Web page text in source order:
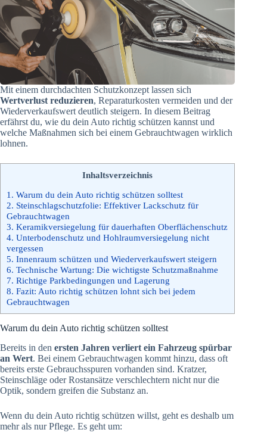
Mit einem durchdachten Schutzkonzept lassen sich
Wertverlust reduzieren, Reparaturkosten vermeiden und der
Wiederverkaufswert deutlich steigern. In diesem Beitrag
erfährst du, wie du dein Auto richtig schützen kannst und
welche Maßnahmen sich bei einem Gebrauchtwagen wirklich
lohnen.
Inhaltsverzeichnis
1. Warum du dein Auto richtig schützen solltest
2. Steinschlagschutzfolie: Effektiver Lackschutz für
Gebrauchtwagen
3. Keramikversiegelung für dauerhaften Oberflächenschutz
4. Unterbodenschutz und Hohlraumversiegelung nicht
vergessen
5. Innenraum schützen und Wiederverkaufswert steigern
6. Technische Wartung: Die wichtigste Schutzmaßnahme
7. Richtige Parkbedingungen und Lagerung
8. Fazit: Auto richtig schützen lohnt sich bei jedem
Gebrauchtwagen
Warum du dein Auto richtig schützen solltest
Bereits in den ersten Jahren verliert ein Fahrzeug spürbar
an Wert. Bei einem Gebrauchtwagen kommt hinzu, dass oft
bereits erste Gebrauchsspuren vorhanden sind. Kratzer,
Steinschläge oder Rostansätze verschlechtern nicht nur die
Optik, sondern greifen die Substanz an.
Wenn du dein Auto richtig schützen willst, geht es deshalb um
mehr als nur Pflege. Es geht um: